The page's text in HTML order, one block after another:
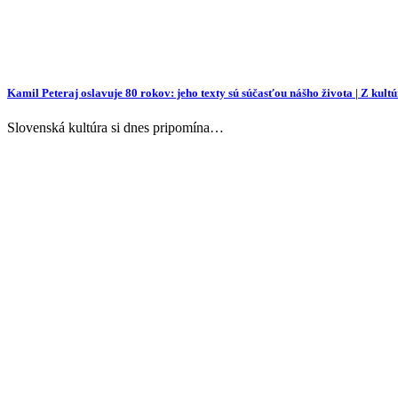
Kamil Peteraj oslavuje 80 rokov: jeho texty sú súčasťou nášho života | Z
Slovenská kultúra si dnes pripomína…